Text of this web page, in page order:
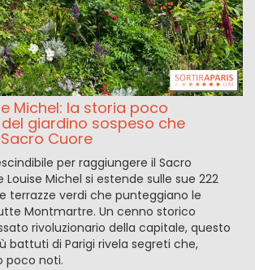
Michel: la storia poco
giardino sospeso che
Cuore
per raggiungere il Sacro
Louise Michel si estende sulle sue 222
terrazze verdi che punteggiano le
Montmartre. Un cenno storico
rivoluzionario della capitale, questo
battuti di Parigi rivela segreti che,
poco noti.